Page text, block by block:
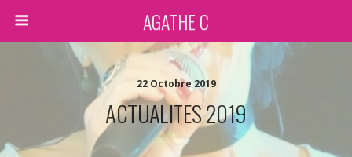
AGATHE C
22 Octobre 2019
ACTUALITES 2019